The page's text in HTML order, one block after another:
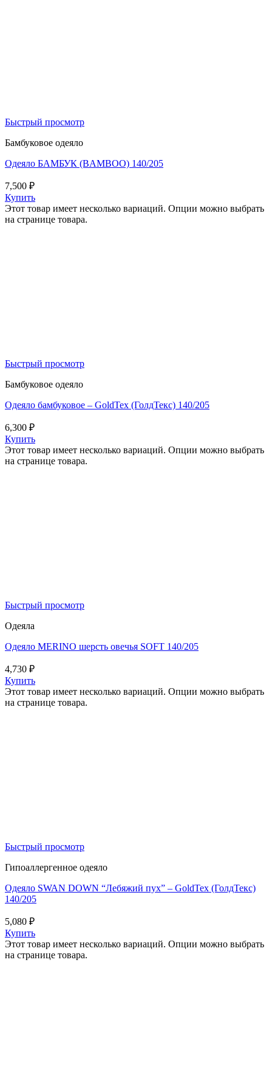
Быстрый просмотр
Бамбуковое одеяло
Одеяло БАМБУК (BAMBOO) 140/205
7,500 ₽
Купить
Этот товар имеет несколько вариаций. Опции можно выбрать
на странице товара.
Быстрый просмотр
Бамбуковое одеяло
Одеяло бамбуковое – GoldTex (ГолдТекс) 140/205
6,300 ₽
Купить
Этот товар имеет несколько вариаций. Опции можно выбрать
на странице товара.
Быстрый просмотр
Одеяла
Одеяло MERINO шерсть овечья SOFT 140/205
4,730 ₽
Купить
Этот товар имеет несколько вариаций. Опции можно выбрать
на странице товара.
Быстрый просмотр
Гипоаллергенное одеяло
Одеяло SWAN DOWN “Лебяжий пух” – GoldTex (ГолдТекс)
140/205
5,080 ₽
Купить
Этот товар имеет несколько вариаций. Опции можно выбрать
на странице товара.